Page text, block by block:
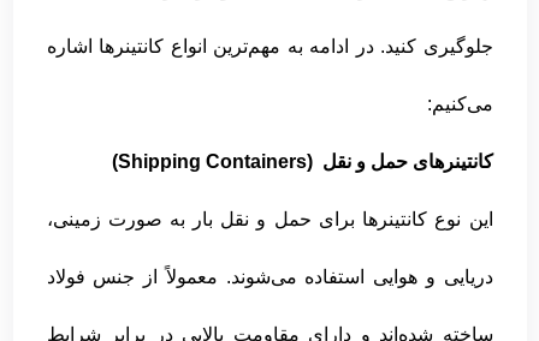
جلوگیری کنید. در ادامه به مهم‌ترین انواع کانتینرها اشاره
می‌کنیم:
کانتینرهای حمل و نقل (Shipping Containers)
این نوع کانتینرها برای حمل و نقل بار به صورت زمینی،
دریایی و هوایی استفاده می‌شوند. معمولاً از جنس فولاد
ساخته شده‌اند و دارای مقاومت بالایی در برابر شرایط